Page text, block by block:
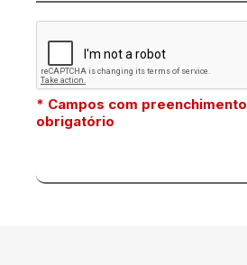
* Campos com preenchimento
obrigatório